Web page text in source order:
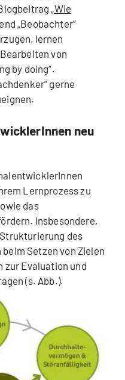
„Wie
„Beobachter“
lernen
von
by doing“.
gerne
neu
Lernprozess zu
das
Insbesondere,
des
Setzen von Zielen
zur Evaluation und
(s. Abb.).